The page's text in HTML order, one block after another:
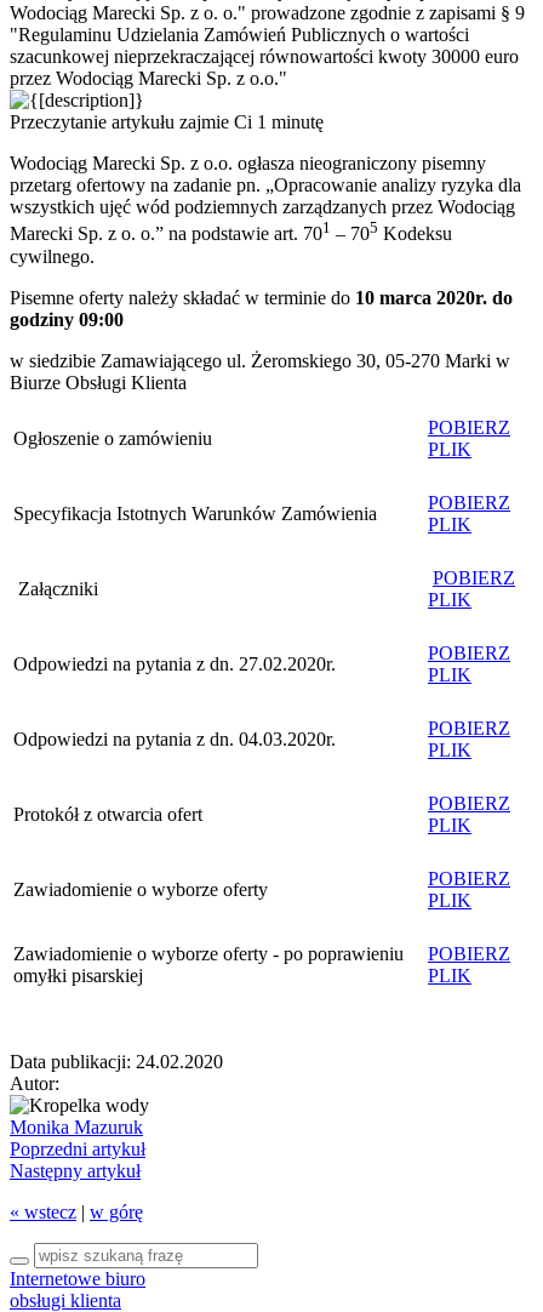
Wodociąg Marecki Sp. z o. o." prowadzone zgodnie z zapisami § 9
"Regulaminu Udzielania Zamówień Publicznych o wartości
szacunkowej nieprzekraczającej równowartości kwoty 30000 euro
przez Wodociąg Marecki Sp. z o.o."
Przeczytanie artykułu zajmie Ci 1 minutę
Wodociąg Marecki Sp. z o.o. ogłasza nieograniczony pisemny
przetarg ofertowy na zadanie pn. „Opracowanie analizy ryzyka dla
wszystkich ujęć wód podziemnych zarządzanych przez Wodociąg
Marecki Sp. z o. o.” na podstawie art. 701 – 705 Kodeksu
cywilnego.
Pisemne oferty należy składać w terminie do 10 marca 2020r. do
godziny 09:00
w siedzibie Zamawiającego ul. Żeromskiego 30, 05-270 Marki w
Biurze Obsługi Klienta
Ogłoszenie o zamówieniu
POBIERZ
PLIK
Specyfikacja Istotnych Warunków Zamówienia
POBIERZ
PLIK
Załączniki
POBIERZ
PLIK
Odpowiedzi na pytania z dn. 27.02.2020r.
POBIERZ
PLIK
Odpowiedzi na pytania z dn. 04.03.2020r.
POBIERZ
PLIK
Protokół z otwarcia ofert
POBIERZ
PLIK
Zawiadomienie o wyborze oferty
POBIERZ
PLIK
Zawiadomienie o wyborze oferty - po poprawieniu
omyłki pisarskiej
POBIERZ
PLIK
Data publikacji: 24.02.2020
Autor:
Monika Mazuruk
Poprzedni artykuł
Następny artykuł
« wstecz | w górę
Internetowe biuro
obsługi klienta